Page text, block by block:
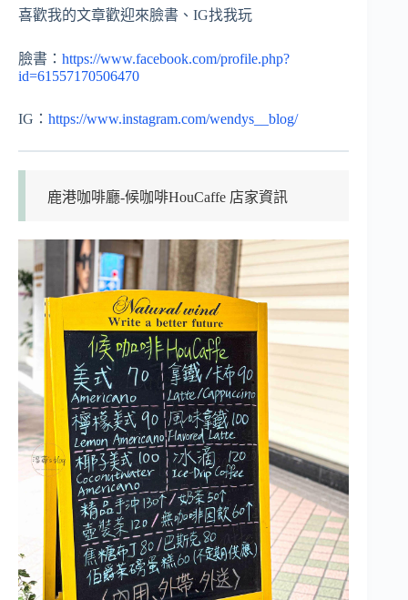
喜歡我的文章歡迎來臉書、IG找我玩
臉書： https://www.facebook.com/profile.php?
id=61557170506470
IG： https://www.instagram.com/wendys__blog/
鹿港咖啡廳-候咖啡HouCaffe 店家資訊